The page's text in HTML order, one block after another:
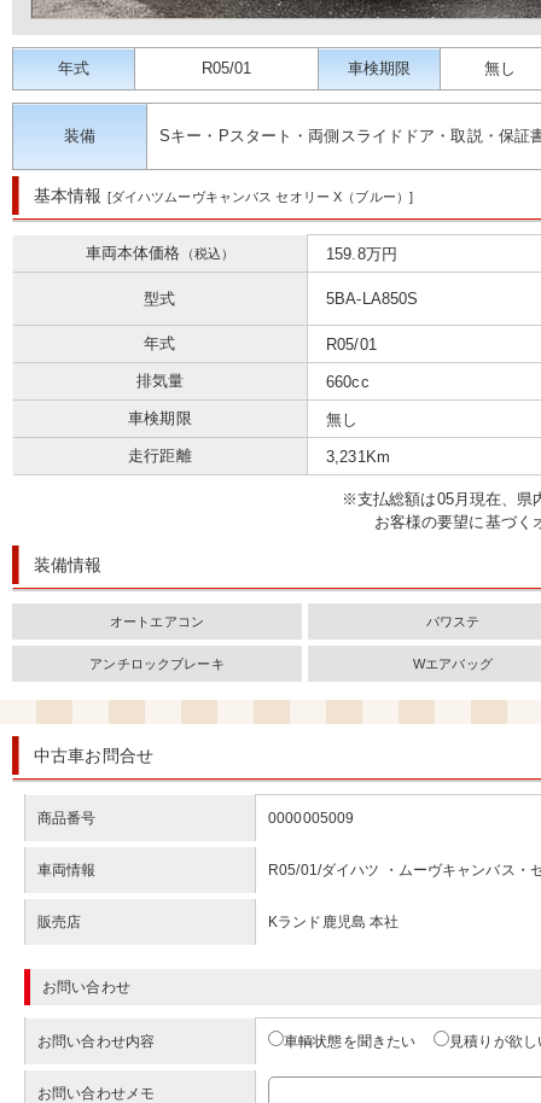
年式 R05/01 車検期限 無し
装備 Sキー・Pスタート・両側スライドドア・取説・保証
基本情報 [ダイハツムーヴキャンバス セオリー X（ブルー）]
車両本体価格 （税込） 159.8万円
型式 5BA-LA850S
年式
R05/01
排気量
660cc
車検期限
無し
走行距離
3,231Km
※⽀払総額は05⽉現在、県
お客様の要望に基づく
装備情報
オートエアコン パワステ
アンチロックブレーキ Wエアバッグ
中古車お問合せ
商品番号 0000005009
車両情報 R05/01/ダイハツ ・ムーヴキャンバス・
販売店 Kランド鹿児島 本社
お問い合わせ
お問い合わせ内容 車輌状態を聞きたい 見積りが欲し
お問い合わせメモ